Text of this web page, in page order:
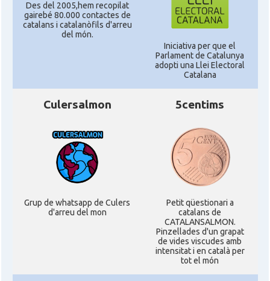
Des del 2005,hem recopilat
gairebé 80.000 contactes de
catalans i catalanòfils d'arreu
del món.
Iniciativa per que el
Parlament de Catalunya
adopti una Llei Electoral
Catalana
Culersalmon
Grup de whatsapp de Culers
d'arreu del mon
5centims
Petit qüestionari a
catalans de
CATALANSALMON.
Pinzellades d'un grapat
de vides viscudes amb
intensitat i en català per
tot el món